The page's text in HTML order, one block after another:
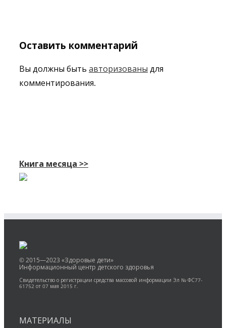
Оставить комментарий
Вы должны быть авторизованы для
комментирования.
Книга месяца >>
© 2015—2023 «Здоровые дети»
Информационный центр детского здоровья
Свидетельство о регистрации средства массовой информации Эл № ФС77-
61752 от 07 мая 2015 г.
МАТЕРИАЛЫ